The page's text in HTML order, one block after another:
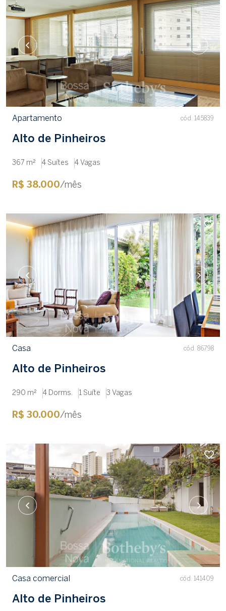
Apartamento cód. 145839
Alto de Pinheiros
367 m² 4 Suítes 4 Vagas
R$ 38.000/mês
Casa cód. 86798
Alto de Pinheiros
290 m² 4 Dorms. 1 Suíte 3 Vagas
R$ 30.000/mês
Casa comercial cód. 141409
Alto de Pinheiros